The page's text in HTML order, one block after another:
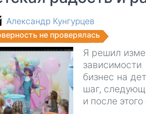
Александр Кунгурцев
не проверялась
Я решил
бизнес на
шаг,
и после